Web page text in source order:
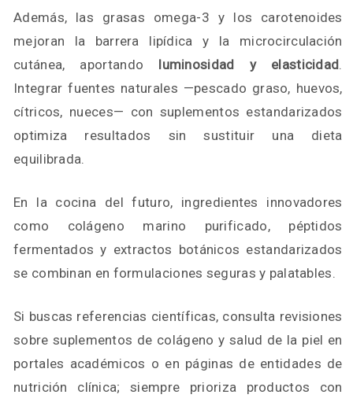
Además, las grasas omega-3 y los carotenoides
mejoran la barrera lipídica y la microcirculación
cutánea, aportando luminosidad y elasticidad.
Integrar fuentes naturales —pescado graso, huevos,
cítricos, nueces— con suplementos estandarizados
optimiza resultados sin sustituir una dieta
equilibrada.
En la cocina del futuro, ingredientes innovadores
como colágeno marino purificado, péptidos
fermentados y extractos botánicos estandarizados
se combinan en formulaciones seguras y palatables.
Si buscas referencias científicas, consulta revisiones
sobre suplementos de colágeno y salud de la piel en
portales académicos o en páginas de entidades de
nutrición clínica; siempre prioriza productos con